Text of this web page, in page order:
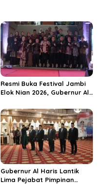
Resmi Buka Festival Jambi
Elok Nian 2026, Gubernur Al
Jadi Destinasi Wisata
Budaya Unggulan
Gubernur Al Haris Lantik
Lima Pejabat Pimpinan